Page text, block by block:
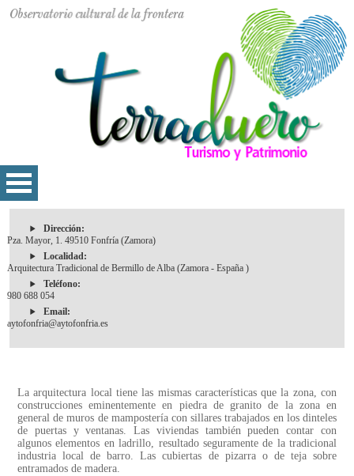
Dirección:
Pza. Mayor, 1. 49510 Fonfría (Zamora)
Localidad:
Arquitectura Tradicional de Bermillo de Alba (Zamora - España )
Teléfono:
980 688 054
Email:
aytofonfria@aytofonfria.es
La arquitectura local tiene las mismas características que la zona, con
construcciones eminentemente en piedra de granito de la zona en
general de muros de mampostería con sillares trabajados en los dinteles
de puertas y ventanas. Las viviendas también pueden contar con
algunos elementos en ladrillo, resultado seguramente de la tradicional
industria local de barro. Las cubiertas de pizarra o de teja sobre
entramados de madera.